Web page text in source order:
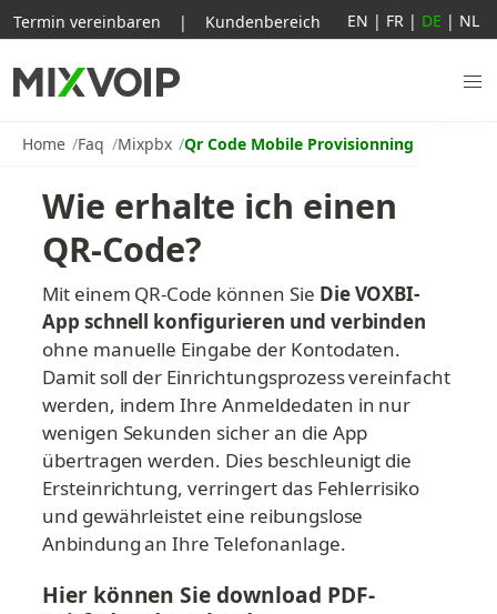
Home Faq Mixpbx Qr Code Mobile Provisionning
Wie erhalte ich einen
QR-Code?
Mit einem QR-Code können Sie Die VOXBI-
App schnell konfigurieren und verbinden
ohne manuelle Eingabe der Kontodaten.
Damit soll der Einrichtungsprozess vereinfacht
werden, indem Ihre Anmeldedaten in nur
wenigen Sekunden sicher an die App
übertragen werden. Dies beschleunigt die
Ersteinrichtung, verringert das Fehlerrisiko
und gewährleistet eine reibungslose
Anbindung an Ihre Telefonanlage.
Hier können Sie download PDF-
Termin vereinbaren | Kundenbereich EN | FR | DE | NL